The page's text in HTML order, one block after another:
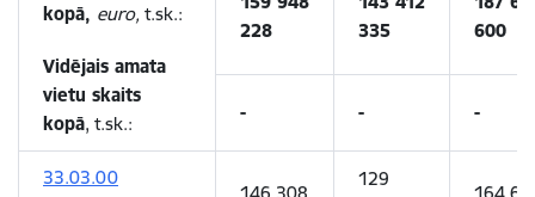
kopā, euro, t.sk.:
Vidējais amata
vietu skaits
kopā, t.sk.:
228
335
600
- - -
33.03.00
129